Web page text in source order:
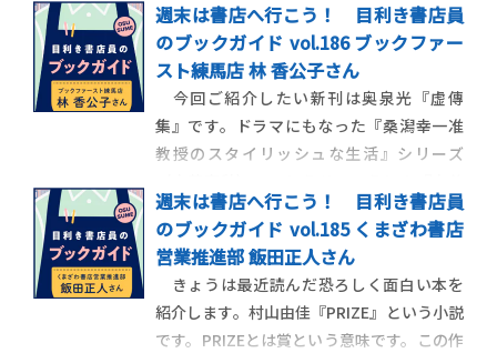
ったものが書店に並んでいます。その書店が
2003年からの20年で店舗数約２万店からほ
ぼ半減、2023年には614店と１日１店舗以
上が閉店し、一方で新規開店は92店と３
週末は書店へ行こう！ 目利き書店員
のブックガイド vol.186 ブックファー
スト練馬店 林 香公子さん
今回ご紹介したい新刊は奥泉光『虚傳
集』です。ドラマにもなった『桑潟幸一准
教授のスタイリッシュな生活』シリーズ
漫談』（集英社）、また、最近では加藤陽
子との新書『この国の戦争 太平洋戦争を
どう読むか』や原武史との新書『天皇問
答』（どちらも河出新書）など、触れたこ
とのある方も多い作家か
週末は書店へ行こう！ 目利き書店員
のブックガイド vol.185 くまざわ書店
営業推進部 飯田正人さん
きょうは最近読んだ恐ろしく面白い本を
紹介します。村山由佳『PRIZE』という小説
です。PRIZEとは賞という意味です。この作